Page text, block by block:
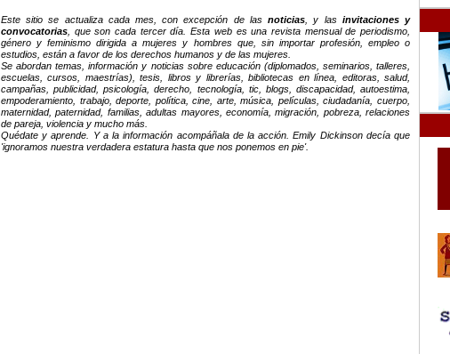
Este sitio se actualiza cada mes, con excepción de lasnoticias , y las invitaciones y
convocatorias , que son cada tercer día. Esta web es una revista mensual de periodismo,
género y feminismo dirigida a mujeres y hombres que, sin importar profesión, empleo o
estudios, están a favor de los derechos humanos y de las mujeres.
Se abordan temas, información y noticias sobre educación (diplomados, seminarios, talleres,
escuelas, cursos, maestrías), tesis, libros y librerías, bibliotecas en línea, editoras, salud,
campañas, publicidad, psicología, derecho, tecnología, tic, blogs, discapacidad, autoestima,
empoderamiento, trabajo, deporte, política, cine, arte, música, películas, ciudadanía, cuerpo,
maternidad, paternidad, familias, adultas mayores, economía, migración, pobreza, relaciones
de pareja, violencia y mucho más.
Quédate y aprende. Y a la información acompáñala de la acción. Emily Dickinson decía que
'ignoramos nuestra verdadera estatura hasta que nos ponemos en pie'.